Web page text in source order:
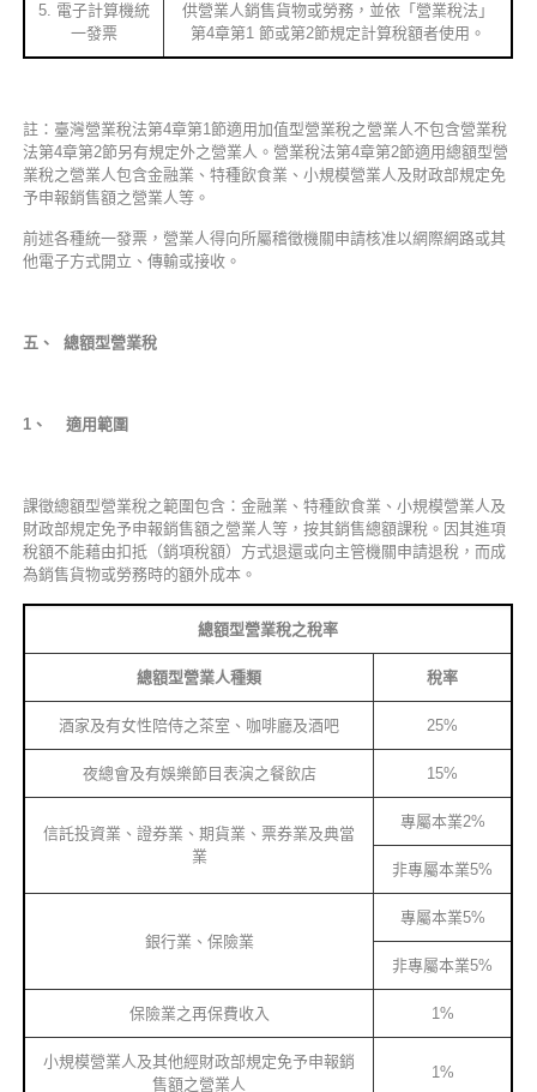
5. 電子計算機統
一發票
供營業人銷售貨物或勞務，並依「營業稅法」
第4章第1 節或第2節規定計算稅額者使用。
註：臺灣營業稅法第4章第1節適用加值型營業稅之營業人不包含營業稅
法第4章第2節另有規定外之營業人。營業稅法第4章第2節適用總額型營
業稅之營業人包含金融業、特種飲食業、小規模營業人及財政部規定免
予申報銷售額之營業人等。
前述各種統一發票，營業人得向所屬稽徵機關申請核准以網際網路或其
他電子方式開立、傳輸或接收。
五、 總額型營業稅
1 、 適用範圍
課徵總額型營業稅之範圍包含：金融業、特種飲食業、小規模營業人及
財政部規定免予申報銷售額之營業人等，按其銷售總額課稅。因其進項
稅額不能藉由扣抵（銷項稅額）方式退還或向主管機關申請退稅，而成
為銷售貨物或勞務時的額外成本。
總額型營業稅之稅率
總額型營業人種類 稅率
酒家及有女性陪侍之茶室、咖啡廳及酒吧 25%
夜總會及有娛樂節目表演之餐飲店 15%
信託投資業、證券業、期貨業、票券業及典當
業
專屬本業2%
非專屬本業5%
銀行業、保險業
專屬本業5%
非專屬本業5%
保險業之再保費收入 1%
小規模營業人及其他經財政部規定免予申報銷
售額之營業人
1%